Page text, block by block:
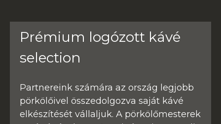
Prémium logózott kávé
selection
Partnereink számára az ország legjobb
pörkölőivel összedolgozva saját kávé
elkészítését vállaljuk. A pörkölőmesterek